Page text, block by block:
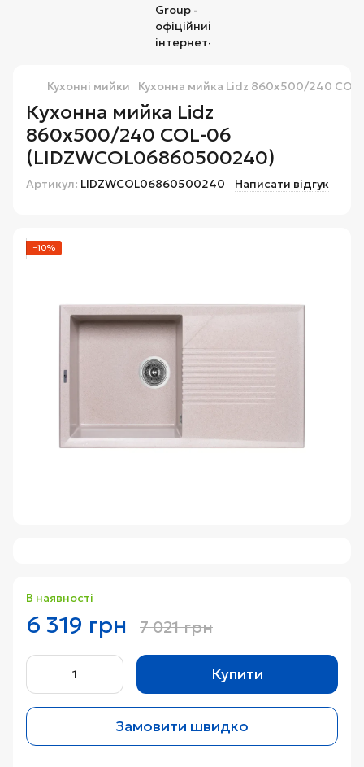
Кухонні мийки Кухонна мийка Lidz 860х500/240
Кухонна мийка Lidz
860х500/240 COL-06
(LIDZWCOL06860500240)
Артикул: LIDZWCOL06860500240 Написати відгук
−10%
В наявності
6 319 грн 7 021 грн
Купити
Замовити швидко